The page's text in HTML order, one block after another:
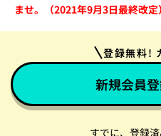
ませ。（2021年9月3日最終改定）
登録無料!
新規会員
すでに、登録